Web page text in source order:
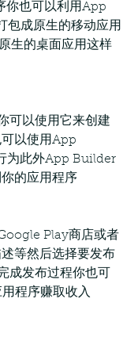
也可以利用App
成原生的移动应用
生的桌面应用这样
可以使用它来创建
以使用App
为此外App Builder
的应用程序
Play商店或者
等然后选择要发布
发布过程你也可
程序赚取收入